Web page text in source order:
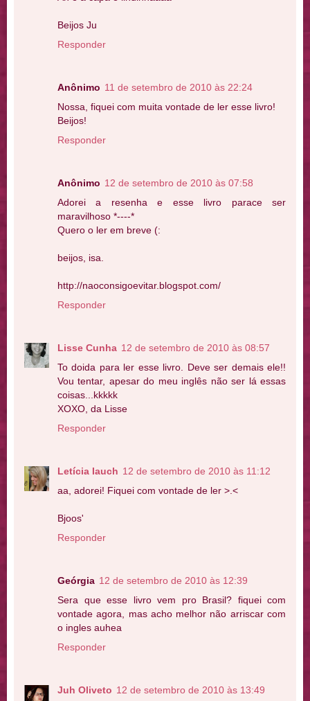
Beijos Ju
Responder
Anônimo 11 de setembro de 2010 às 22:24
Nossa, fiquei com muita vontade de ler esse livro!
Beijos!
Responder
Anônimo 12 de setembro de 2010 às 07:58
Adorei a resenha e esse livro parace ser
maravilhoso *----*
Quero o ler em breve (:
beijos, isa.
http://naoconsigoevitar.blogspot.com/
Responder
Lisse Cunha 12 de setembro de 2010 às 08:57
To doida para ler esse livro. Deve ser demais ele!!
Vou tentar, apesar do meu inglês não ser lá essas
coisas...kkkkk
XOXO, da Lisse
Responder
Letícia Iauch 12 de setembro de 2010 às 11:12
aa, adorei! Fiquei com vontade de ler >.<
Bjoos'
Responder
Geórgia 12 de setembro de 2010 às 12:39
Sera que esse livro vem pro Brasil? fiquei com
vontade agora, mas acho melhor não arriscar com
o ingles auhea
Responder
Juh Oliveto 12 de setembro de 2010 às 13:49